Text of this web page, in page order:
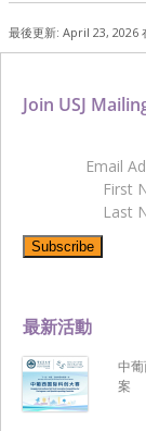
最後更新: April 23, 2026
最新活動
中
案
Join USJ
Email
First
Last